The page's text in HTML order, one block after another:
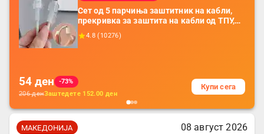
Сет од 5 парчиња заштитник на кабли,
прекривка за заштита на кабли од ТПУ,
додатоци за заштита на кабли, без
батерија, за мобилни телефони, комплет
4.8 ( 10276)
54 ден
-73%
206денЗаштедете 152.00 ден
Купи сега
МАКЕДОНИЈА
08 август 2026